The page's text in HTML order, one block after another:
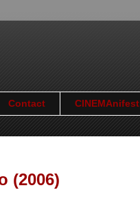
Contact CINEMAnifest
(2006)